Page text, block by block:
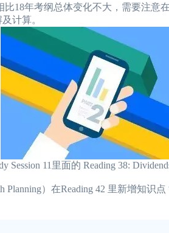
年考纲总体变化不大，需要注意在
计算。
11里面的 Reading 38: Dividends
）在Reading 42 里新增知识点 “